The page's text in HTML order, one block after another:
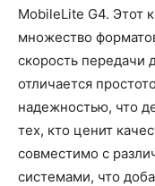
MobileLite G4. Этот
множество
скорость передачи
отличается
надежностью, что
тех, кто ценит
совместимо с
системами, что